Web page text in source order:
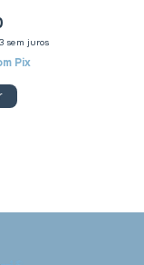
sem juros
Pix